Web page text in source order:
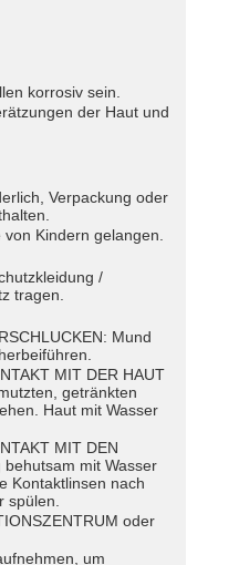
korrosiv sein.
der Haut und
Verpackung oder
Kindern gelangen.
/
tragen.
Mund
MIT DER HAUT
getränkten
Haut mit Wasser
MIT DEN
mit Wasser
Kontaktlinsen nach
spülen.
oder
um